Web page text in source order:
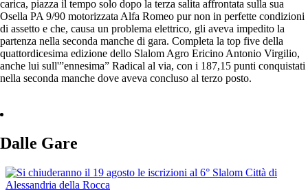
carica, piazza il tempo solo dopo la terza salita affrontata sulla sua
Osella PA 9/90 motorizzata Alfa Romeo pur non in perfette condizioni
di assetto e che, causa un problema elettrico, gli aveva impedito la
partenza nella seconda manche di gara. Completa la top five della
quattordicesima edizione dello Slalom Agro Ericino Antonio Virgilio,
anche lui sull'”ennesima” Radical al via, con i 187,15 punti conquistati
nella seconda manche dove aveva concluso al terzo posto.
Dalle Gare